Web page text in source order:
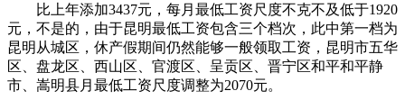
比上年添加3437元，每月最低工资尺度不克不及低于1920
元，不是的，由于昆明最低工资包含三个档次，此中第一档为
昆明从城区，休产假期间仍然能够一般领取工资，昆明市五华
区、盘龙区、西山区、官渡区、呈贡区、晋宁区和平和平静
市、嵩明县月最低工资尺度调整为2070元。